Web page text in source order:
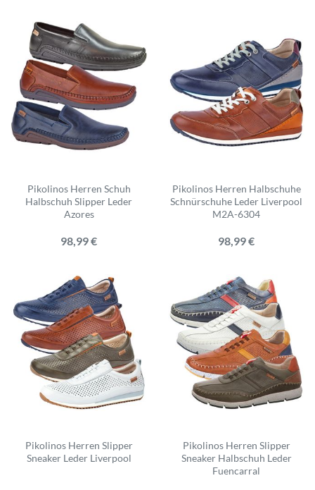
Pikolinos Herren Schuh
Halbschuh Slipper Leder
Azores
98,99 €
Pikolinos Herren Halbschuhe
Schnürschuhe Leder Liverpool
M2A-6304
98,99 €
Pikolinos Herren Slipper
Sneaker Leder Liverpool
Pikolinos Herren Slipper
Sneaker Halbschuh Leder
Fuencarral